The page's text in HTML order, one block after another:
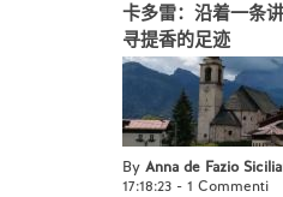
卡多雷：沿着一条
寻提香的足迹
By Anna de Fazio
17:18:23 - 1 Commenti